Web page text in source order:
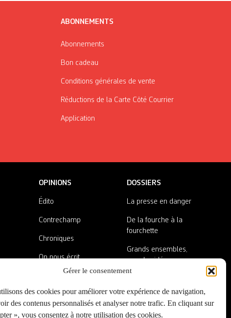
Gérer le consentement
des cookies pour améliorer votre expérience de navigation,
des contenus personnalisés et analyser notre trafic. En cliquant sur
», vous consentez à notre utilisation des cookies.
ABONNEMENTS
Abonnements
Bon cadeau
Conditions générales de vente
Réductions de la Carte Côté Courrier
Application
OPINIONS
Édito
Contrechamp
Chroniques
On nous écrit
A côté de la plaque
DOSSIERS
La presse en danger
De la fourche à la
fourchette
Grands ensembles,
grandes idées